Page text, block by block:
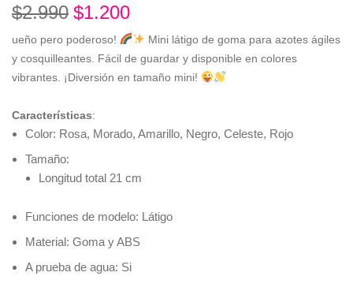
valoración de
un cliente
$2.990 $1.200
ueño pero poderoso!
Mini látigo de goma para azotes ágiles
y cosquilleantes. Fácil de guardar y disponible en colores
vibrantes. ¡Diversión en tamaño mini!
Características:
Color: Rosa, Morado, Amarillo, Negro, Celeste, Rojo
Tamaño:
Longitud total 21 cm
Funciones de modelo: Látigo
Material: Goma y ABS
A prueba de agua: Si